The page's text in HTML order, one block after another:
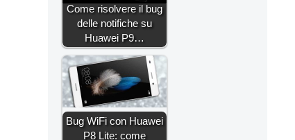
Come risolvere il bug
delle notifiche su
Huawei P9…
Bug WiFi con Huawei
P8 Lite: come